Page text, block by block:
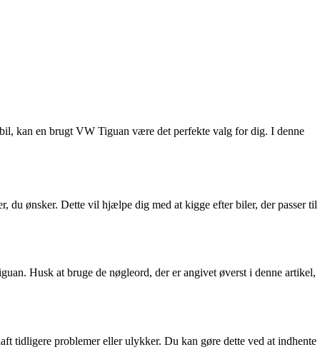
kan en brugt VW Tiguan være det perfekte valg for dig. I denne
du ønsker. Dette vil hjælpe dig med at kigge efter biler, der passer til
Husk at bruge de nøgleord, der er angivet øverst i denne artikel,
tidligere problemer eller ulykker. Du kan gøre dette ved at indhente